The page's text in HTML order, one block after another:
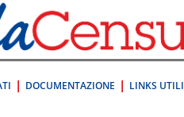
DOCUMENTAZIONE LINKS UTILI